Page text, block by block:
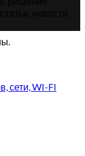
сети, WI-FI